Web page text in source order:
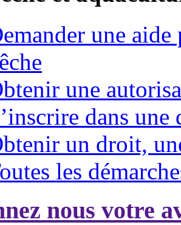
une
une
dans une
un droit,
les
nous votre